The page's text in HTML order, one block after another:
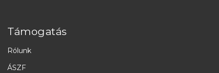
Támogatás
Rólunk
ÁSZF